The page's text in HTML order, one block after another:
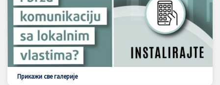
Прикажи све галерије